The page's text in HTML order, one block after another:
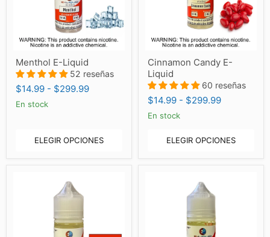
E-
Liquid
Menthol E-Liquid
52 reseñas
$14.99 - $299.99
En stock
ELEGIR OPCIONES
Candy
E-
Liquid
Cinnamon Candy E-
Liquid
60 reseñas
$14.99 - $299.99
En stock
ELEGIR OPCIONES